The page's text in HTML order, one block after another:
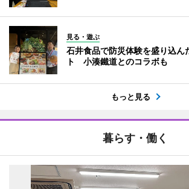
見る・遊ぶ
石井食品で防災体験を盛り込ん
ト 小湊鐵道とのコラボも
もっと見る
暮らす・働く